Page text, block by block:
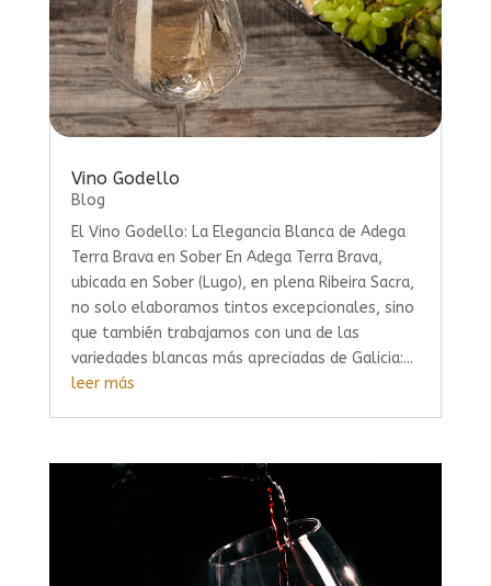
Vino Godello
Blog
El Vino Godello: La Elegancia Blanca de Adega
Terra Brava en Sober En Adega Terra Brava,
ubicada en Sober (Lugo), en plena Ribeira Sacra,
no solo elaboramos tintos excepcionales, sino
que también trabajamos con una de las
variedades blancas más apreciadas de Galicia:...
leer más